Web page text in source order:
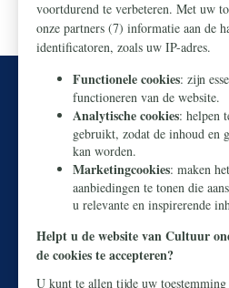
U kunt onze
Rekeningnummer: